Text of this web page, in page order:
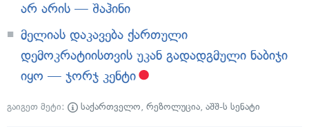
არ არის — შაჰინი
მელიას დაკავება ქართული
დემოკრატიისთვის უკან გადადგმული ნაბიჯი
იყო — ჯორჯ კენტი
გაიგეთ მეტი: საქართველო, რეზოლუცია, აშშ-ს სენატი